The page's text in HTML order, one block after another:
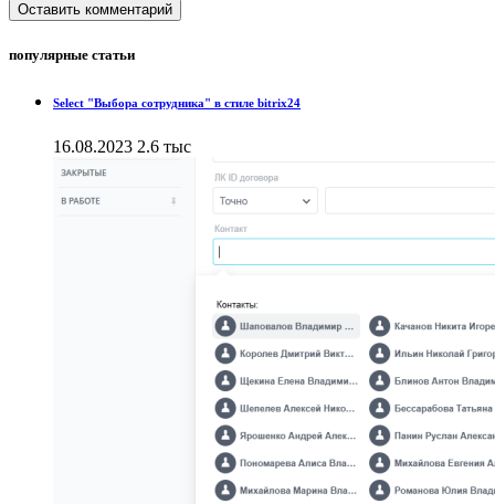
Оставить комментарий
популярные статьи
Select "Выбора сотрудника" в стиле bitrix24
16.08.2023 2.6 тыс